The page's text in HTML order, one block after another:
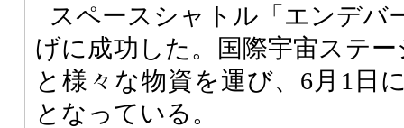
スペースシャトル「エンデバ
げに成功した。国際宇宙ステ
と様々な物資を運び、6月1日
となっている。